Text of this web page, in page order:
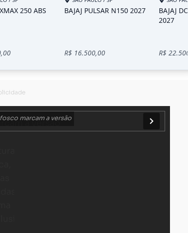
marcam a versão